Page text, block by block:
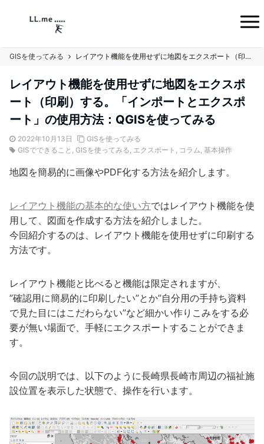
GISを使ってみる レイアウト機能を使用せずに地図をエクスポート（印刷）する。「インポートとエクスポート」の使用方法：QGISを使ってみる
レイアウト機能を使用せずに地図をエクスポ
ート（印刷）する。「インポートとエクスポ
ート」の使用方法：QGISを使ってみる
2022年10月13日
GISを使ってみる
GISでできること , GISを使ってみる, エクスポート , コラム, 基本操作
地図を簡易的に画像やPDF化する方法を紹介します。
レイアウト機能の基本的な使い方ではレイアウト機能を使
用して、図面を作成する方法を紹介しました。
今回紹介するのは、レイアウト機能を使用せずに印刷する
方法です。
レイアウト機能と比べると機能は限定されますが、
”確認用に簡易的に印刷したい”とか”自分用の手持ち資料
で見た目にはこだわらない”など細かい作りこみをする必
要が無い場面で、手軽にエクスポートすることができま
す。
今回の説明では、以下のように長崎県長崎市周辺の福祉施
設位置を表示した状態で、操作を行います。